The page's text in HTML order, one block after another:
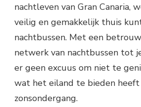
nachtleven van Gran Canaria,
veilig en gemakkelijk thuis
nachtbussen. Met een
netwerk van nachtbussen tot
er geen excuus om niet te
wat het eiland te bieden heeft
zonsondergang.